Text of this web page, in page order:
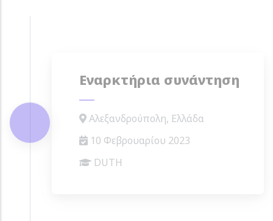
Εναρκτήρια συνάντηση
Αλεξανδρούπολη, Ελλάδα
10 Φεβρουαρίου 2023
DUTH